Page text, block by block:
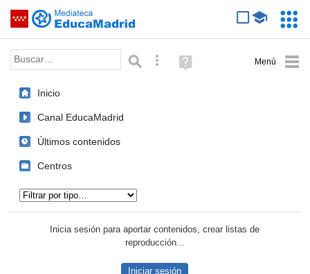
Saltar navegación
Palabra o frase: Búsqueda avanzada
Ayuda
(en
Inicio
Canal EducaMadrid
Últimos contenidos
Centros
Inicia sesión para aportar contenidos, crear listas de
reproducción...
Iniciar sesión